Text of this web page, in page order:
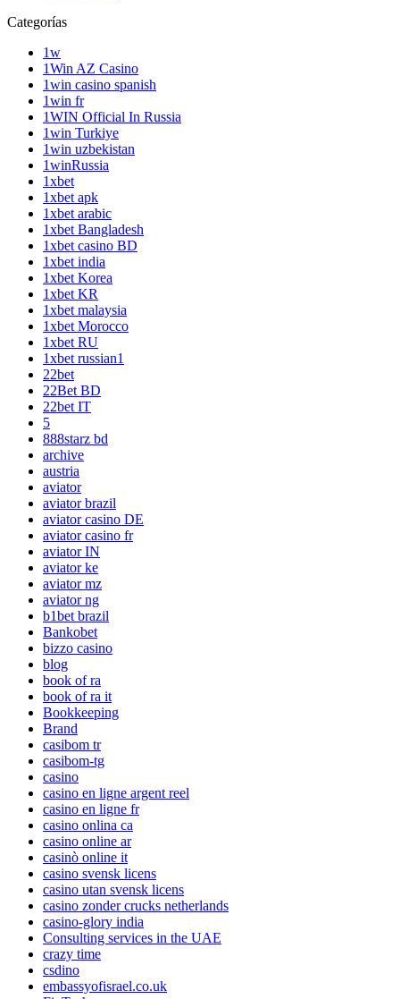
Categorías
1w
1Win AZ Casino
1win casino spanish
1win fr
1WIN Official In Russia
1win Turkiye
1win uzbekistan
1winRussia
1xbet
1xbet apk
1xbet arabic
1xbet Bangladesh
1xbet casino BD
1xbet india
1xbet Korea
1xbet KR
1xbet malaysia
1xbet Morocco
1xbet RU
1xbet russian1
22bet
22Bet BD
22bet IT
5
888starz bd
archive
austria
aviator
aviator brazil
aviator casino DE
aviator casino fr
aviator IN
aviator ke
aviator mz
aviator ng
b1bet brazil
Bankobet
bizzo casino
blog
book of ra
book of ra it
Bookkeeping
Brand
casibom tr
casibom-tg
casino
casino en ligne argent reel
casino en ligne fr
casino onlina ca
casino online ar
casinò online it
casino svensk licens
casino utan svensk licens
casino zonder crucks netherlands
casino-glory india
Consulting services in the UAE
crazy time
csdino
embassyofisrael.co.uk